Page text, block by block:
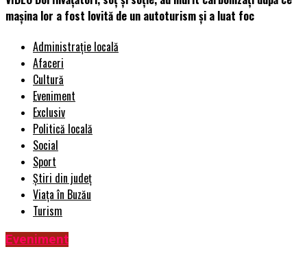
mașina lor a fost lovită de un autoturism și a luat foc
Administrație locală
Afaceri
Cultură
Eveniment
Exclusiv
Politică locală
Social
Sport
Știri din județ
Viața în Buzău
Turism
Eveniment